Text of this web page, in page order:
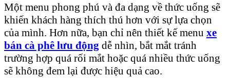
Một menu phong phú và đa dạng về thức uống sẽ
khiến khách hàng thích thú hơn với sự lựa chọn
của mình. Hơn nữa, bạn chỉ nên thiết kế menu xe
bán cà phê lưu động dễ nhìn, bắt mắt tránh
trường hợp quá rối mắt hoặc quá nhiều thức uống
sẽ không đem lại được hiệu quả cao.